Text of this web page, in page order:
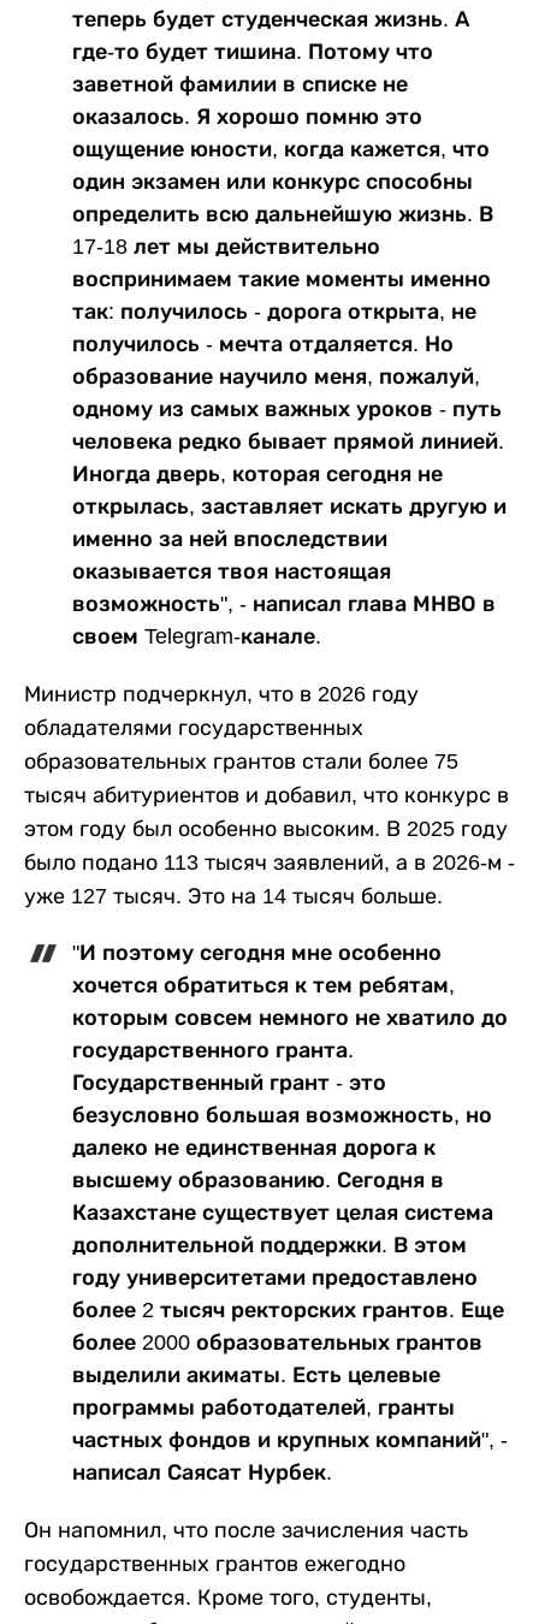
теперь будет студенческая жизнь. А
где-то будет тишина. Потому что
заветной фамилии в списке не
оказалось. Я хорошо помню это
ощущение юности, когда кажется, что
один экзамен или конкурс способны
определить всю дальнейшую жизнь. В
17-18 лет мы действительно
воспринимаем такие моменты именно
так: получилось - дорога открыта, не
получилось - мечта отдаляется. Но
образование научило меня, пожалуй,
одному из самых важных уроков - путь
человека редко бывает прямой линией.
Иногда дверь, которая сегодня не
открылась, заставляет искать другую и
именно за ней впоследствии
оказывается твоя настоящая
возможность", - написал глава МНВО в
своем Telegram-канале.
Министр подчеркнул, что в 2026 году
обладателями государственных
образовательных грантов стали более 75
тысяч абитуриентов и добавил, что конкурс в
этом году был особенно высоким. В 2025 году
было подано 113 тысяч заявлений, а в 2026-м -
уже 127 тысяч. Это на 14 тысяч больше.
"И поэтому сегодня мне особенно
хочется обратиться к тем ребятам,
которым совсем немного не хватило до
государственного гранта.
Государственный грант - это
безусловно большая возможность, но
далеко не единственная дорога к
высшему образованию. Сегодня в
Казахстане существует целая система
дополнительной поддержки. В этом
году университетами предоставлено
более 2 тысяч ректорских грантов. Еще
более 2000 образовательных грантов
выделили акиматы. Есть целевые
программы работодателей, гранты
частных фондов и крупных компаний", -
написал Саясат Нурбек.
Он напомнил, что после зачисления часть
государственных грантов ежегодно
освобождается. Кроме того, студенты,